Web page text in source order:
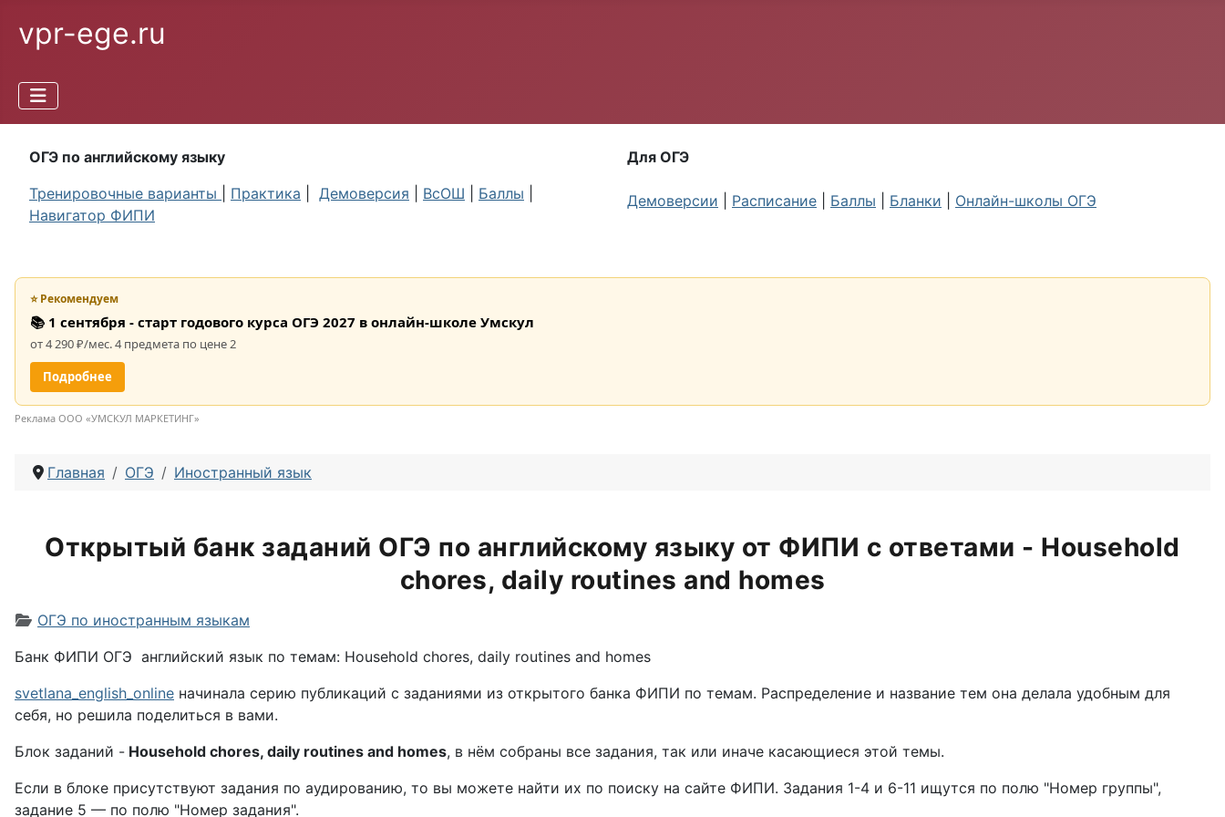
vpr-ege.ru
ОГЭ по английскому языку
Тренировочные варианты
Практика Демоверсия ВсОШ Баллы
Навигатор ФИПИ
Для ОГЭ
Демоверсии Расписание Баллы Бланки Онлайн-школы ОГЭ
⭐ Рекомендуем
📚 1 сентября - старт годового курса ОГЭ 2027 в онлайн-школе Умскул
от 4 290 ₽/мес. 4 предмета по цене 2
Подробнее
Реклама ООО «УМСКУЛ МАРКЕТИНГ»
Главная ОГЭ Иностранный язык
Открытый банк заданий ОГЭ по английскому языку от ФИПИ с ответами - Household
chores, daily routines and homes
Информация о материале
ОГЭ по иностранным языкам
Банк ФИПИ ОГЭ английский язык по темам: Household chores, daily routines and homes
svetlana_english_online начинала серию публикаций с заданиями из открытого банка ФИПИ по темам. Распределение и название тем она делала удобным для
себя, но решила поделиться в вами.
Блок заданий - Household chores, daily routines and homes, в нём собраны все задания, так или иначе касающиеся этой темы.
Если в блоке присутствуют задания по аудированию, то вы можете найти их по поиску на сайте ФИПИ. Задания 1-4 и 6-11 ищутся по полю "Номер группы",
задание 5 — по полю "Номер задания".